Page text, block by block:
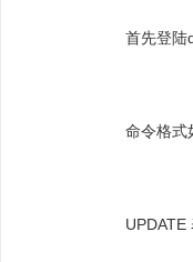
首先登陆
命令格式
UPDATE